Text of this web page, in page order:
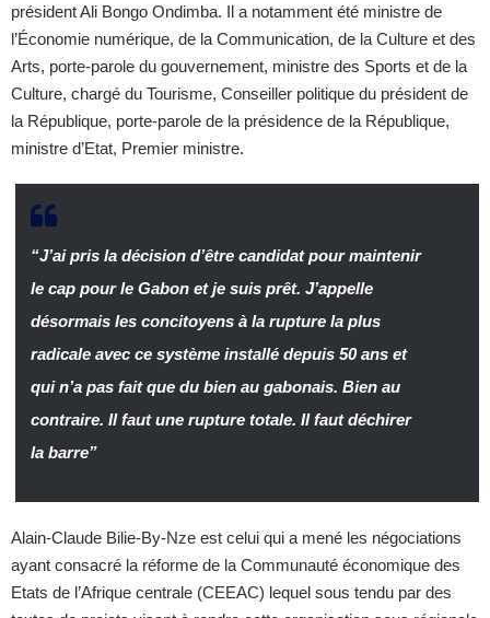
président Ali Bongo Ondimba. Il a notamment été ministre de
l’Économie numérique, de la Communication, de la Culture et des
Arts, porte-parole du gouvernement, ministre des Sports et de la
Culture, chargé du Tourisme, Conseiller politique du président de
la République, porte-parole de la présidence de la République,
ministre d’Etat, Premier ministre.
“J’ai pris la décision d’être candidat pour maintenir
le cap pour le Gabon et je suis prêt. J’appelle
désormais les concitoyens à la rupture la plus
radicale avec ce système installé depuis 50 ans et
qui n’a pas fait que du bien au gabonais. Bien au
contraire. Il faut une rupture totale. Il faut déchirer
la barre”
Alain-Claude Bilie-By-Nze est celui qui a mené les négociations
ayant consacré la réforme de la Communauté économique des
Etats de l’Afrique centrale (CEEAC) lequel sous tendu par des